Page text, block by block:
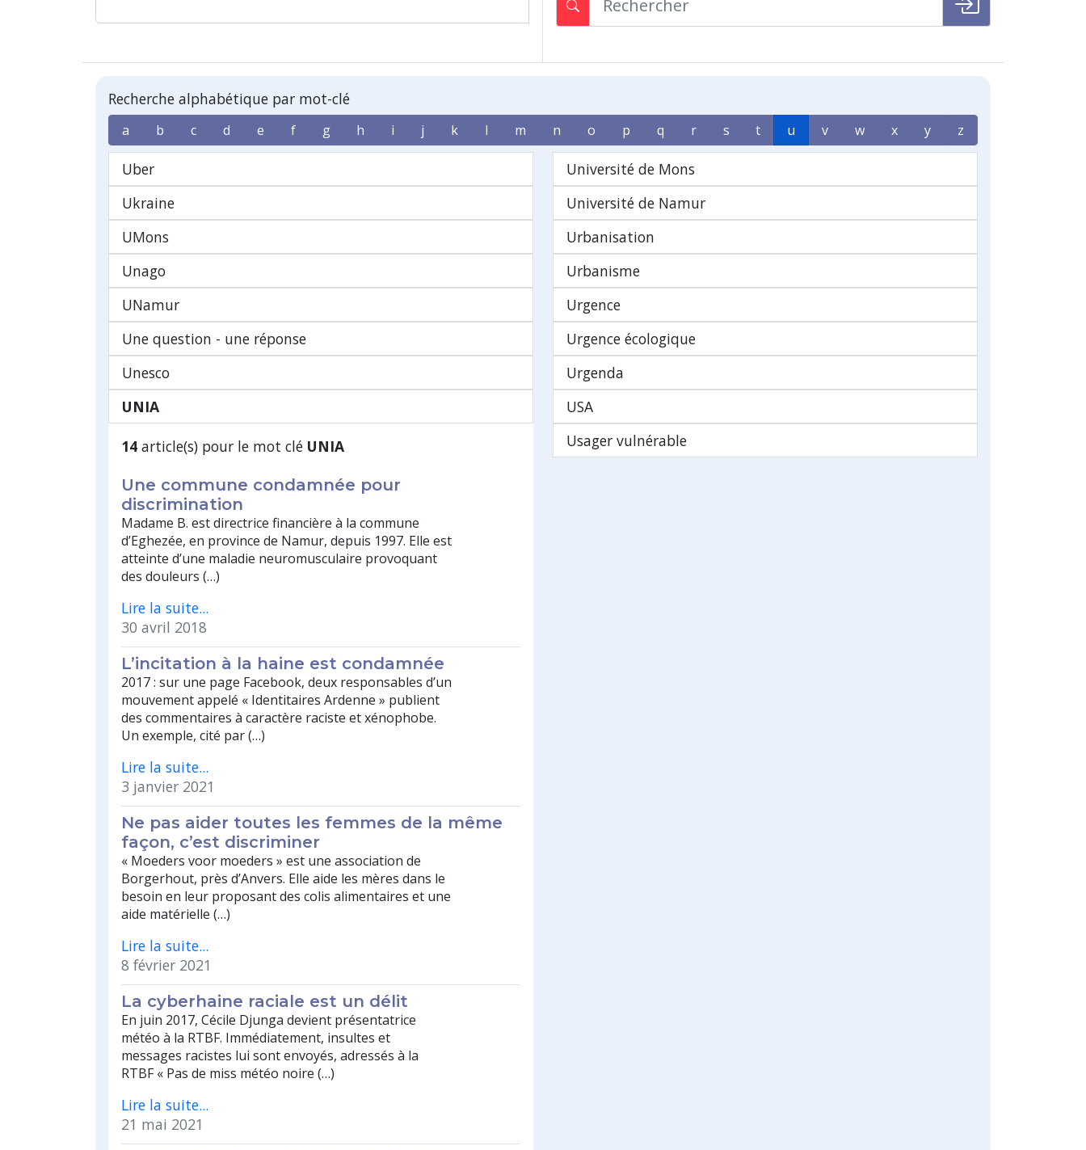
Recherche alphabétique par mot-clé
a b c d e f g h i j k l m n o p q r s t u v w x y z
Uber
Ukraine
UMons
Unago
UNamur
Une question - une réponse
Unesco
UNIA
14 article(s) pour le mot clé UNIA
Une commune condamnée pour
discrimination
Madame B. est directrice financière à la commune
d’Eghezée, en province de Namur, depuis 1997. Elle est
atteinte d’une maladie neuromusculaire provoquant
des douleurs (…)
Lire la suite...
30 avril 2018
L’incitation à la haine est condamnée
2017 : sur une page Facebook, deux responsables d’un
mouvement appelé « Identitaires Ardenne » publient
des commentaires à caractère raciste et xénophobe.
Un exemple, cité par (…)
Lire la suite...
3 janvier 2021
Ne pas aider toutes les femmes de la même
façon, c’est discriminer
« Moeders voor moeders » est une association de
Borgerhout, près d’Anvers. Elle aide les mères dans le
besoin en leur proposant des colis alimentaires et une
aide matérielle (…)
Lire la suite...
8 février 2021
La cyberhaine raciale est un délit
En juin 2017, Cécile Djunga devient présentatrice
météo à la RTBF. Immédiatement, insultes et
messages racistes lui sont envoyés, adressés à la
RTBF « Pas de miss météo noire (…)
Lire la suite...
21 mai 2021
Université de Mons
Université de Namur
Urbanisation
Urbanisme
Urgence
Urgence écologique
Urgenda
USA
Usager vulnérable